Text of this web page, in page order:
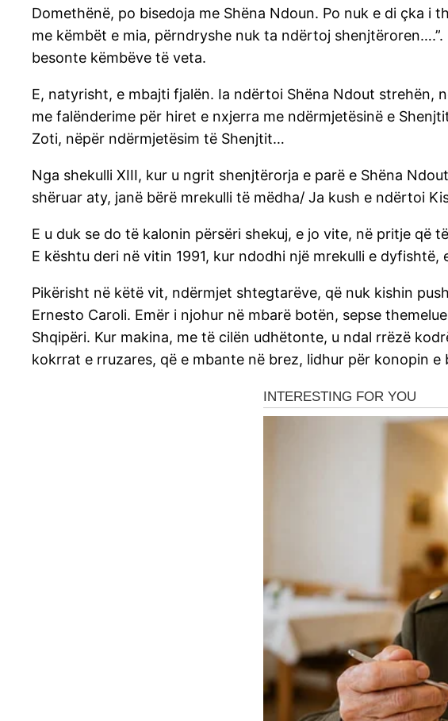
Domethënë, po bisedoja me Shëna Ndoun. Po nuk e di çka i
me këmbët e mia, përndryshe nuk ta ndërtoj
besonte këmbëve të veta.
E, natyrisht, e mbajti fjalën. Ia ndërtoi Shëna Ndout strehën,
me falënderime për hiret e nxjerra me ndërmjetësinë e
Zoti, nëpër ndërmjetësim të Shenjtit…
Nga shekulli XIII, kur u ngrit shenjtërorja e parë e Shëna
shëruar aty, janë bërë mrekulli të mëdha/ Ja kush e ndërtoi
E u duk se do të kalonin përsëri shekuj, e jo vite, në pritje që
E kështu deri në vitin 1991, kur ndodhi një mrekulli e dyfishtë,
Pikërisht në këtë vit, ndërmjet shtegtarëve, që nuk kishin
Ernesto Caroli. Emër i njohur në mbarë botën, sepse
Shqipëri. Kur makina, me të cilën udhëtonte, u ndal rrëzë
kokrrat e rruzares, që e mbante në brez, lidhur për konopin e